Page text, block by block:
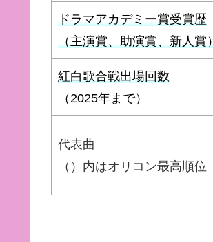
ドラマアカデミー賞受賞歴
（主演賞、助演賞、新人賞）
紅白歌合戦出場回数
（2025年まで）
代表曲
（）内はオリコン最高順位